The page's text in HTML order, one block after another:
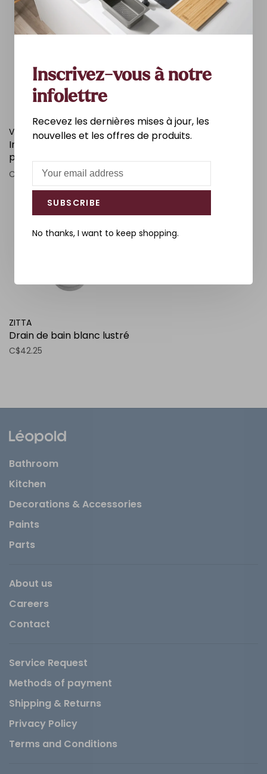
VICTORIA&ALBERT
Intelli drain a pression
pour bain sans trop-plein
nickel poli
C$830.20
ZITTA
DRAIN DE BAIN NOIR MAT
C$42.25
ZITTA
Drain de bain blanc lustré
C$42.25
Bathroom
Kitchen
Decorations & Accessories
Paints
Parts
About us
Careers
Contact
Service Request
Methods of payment
Shipping & Returns
Privacy Policy
Terms and Conditions
Inscrivez-vous à notre
infolettre
Recevez les dernières mises à jour, les
nouvelles et les offres de produits.
SUBSCRIBE
No thanks, I want to keep shopping.